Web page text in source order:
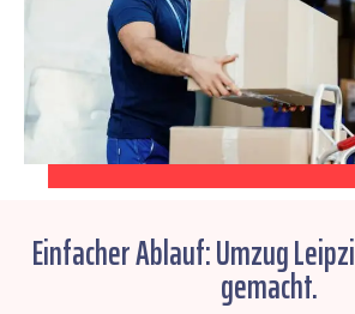
Einfacher Ablauf: Umzug
gemacht.